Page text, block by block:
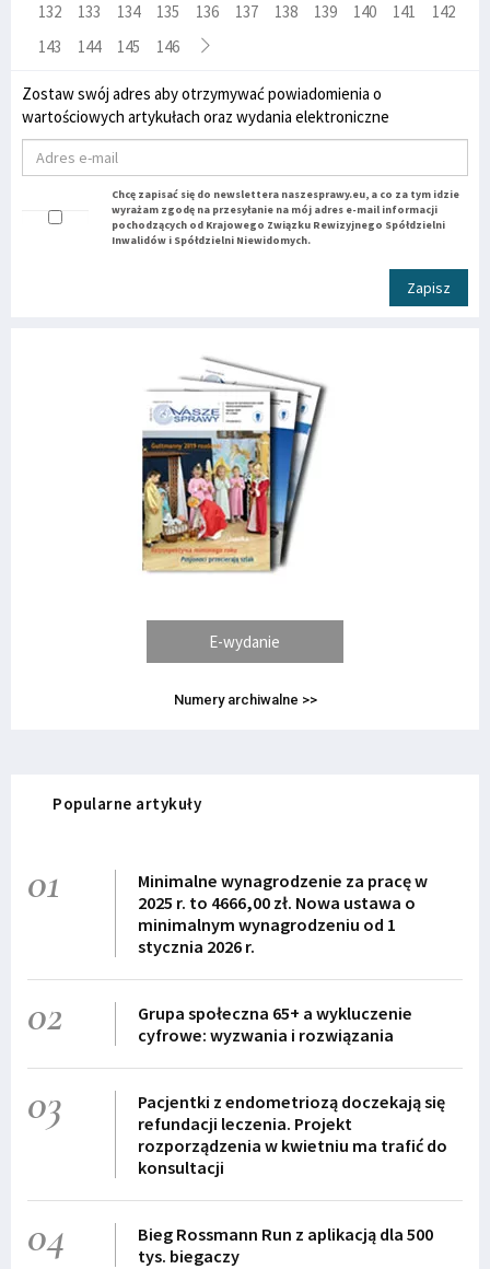
132
133 134 135 136 137 138 139 140 141
142
143
144 145 146
Zostaw swój adres aby otrzymywać powiadomienia o
wartościowych artykułach oraz wydania elektroniczne
Chcę zapisać się do newslettera naszesprawy.eu, a co za tym idzie
wyrażam zgodę na przesyłanie na mój adres e-mail informacji
pochodzących od Krajowego Związku Rewizyjnego Spółdzielni
Inwalidów i Spółdzielni Niewidomych.
Zapisz
E-wydanie
Numery archiwalne >>
Popularne artykuły
01
Minimalne wynagrodzenie za pracę w
2025 r. to 4666,00 zł. Nowa ustawa o
minimalnym wynagrodzeniu od 1
stycznia 2026 r.
02
Grupa społeczna 65+ a wykluczenie
cyfrowe: wyzwania i rozwiązania
03
Pacjentki z endometriozą doczekają się
refundacji leczenia. Projekt
rozporządzenia w kwietniu ma trafić do
konsultacji
04
Bieg Rossmann Run z aplikacją dla 500
tys. biegaczy